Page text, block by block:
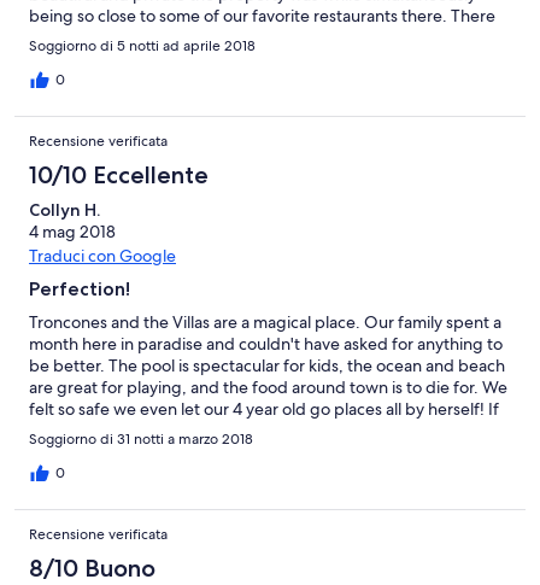
being so close to some of our favorite restaurants there. There
were other guests on the property as well all of them friendly
and great, still it somehow felt like we had the place to
ourselves. Can’t wait to go back!!!
Soggiorno di 5 notti ad aprile 2018
0
Recensione verificata
10/10 Eccellente
Collyn H.
4 mag 2018
Traduci con Google
Perfection!
Troncones and the Villas are a magical place. Our family spent a
month here in paradise and couldn't have asked for anything to
be better. The pool is spectacular for kids, the ocean and beach
are great for playing, and the food around town is to die for. We
felt so safe we even let our 4 year old go places all by herself! If
you do have small kids I think renting the upstairs villas (like
David Setka's) is much better to make sure they don't wander
off to the pool. The only downfall is having to leave!
Soggiorno di 31 notti a marzo 2018
0
Recensione verificata
8/10 Buono